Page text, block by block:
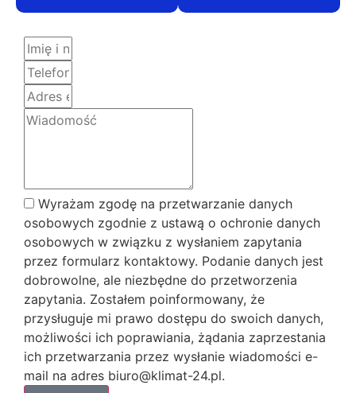
Wyrażam zgodę na przetwarzanie danych
osobowych zgodnie z ustawą o ochronie danych
osobowych w związku z wysłaniem zapytania
przez formularz kontaktowy. Podanie danych jest
dobrowolne, ale niezbędne do przetworzenia
zapytania. Zostałem poinformowany, że
przysługuje mi prawo dostępu do swoich danych,
możliwości ich poprawiania, żądania zaprzestania
ich przetwarzania przez wysłanie wiadomości e-
mail na adres biuro@klimat-24.pl.